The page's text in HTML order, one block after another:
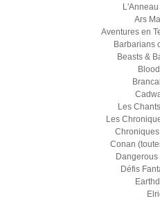
Ars
Aventures en
Barbarians
Beasts &
Les
Les
Conan
Défis